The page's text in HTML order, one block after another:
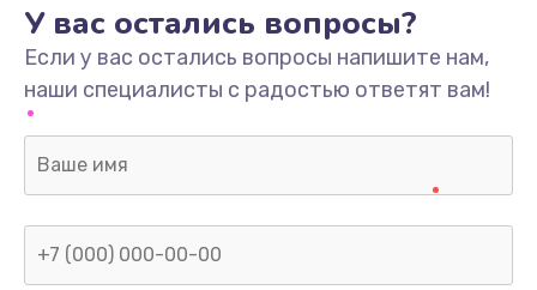
У вас остались вопросы?
Если у вас остались вопросы напишите нам,
наши специалисты с радостью ответят вам!